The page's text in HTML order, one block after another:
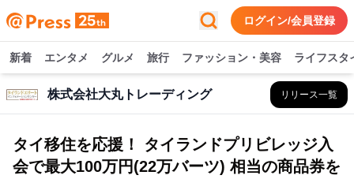
ログイン/会員登録
新着 エンタメ グルメ 旅行 ファッション・美容 ライフスタ
株式会社大丸トレーディング リリース一覧
タイ移住を応援！ タイランドプリビレッジ入
会で最大100万円(22万バーツ) 相当の商品券を